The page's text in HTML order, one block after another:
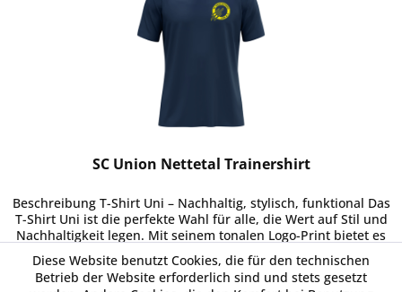
SC Union Nettetal Trainershirt
Beschreibung T-Shirt Uni – Nachhaltig, stylisch, funktional Das
T-Shirt Uni ist die perfekte Wahl für alle, die Wert auf Stil und
Nachhaltigkeit legen. Mit seinem tonalen Logo-Print bietet es
einen modernen, minimalistischen Look, der...
17,00 € *
Diese Website benutzt Cookies, die für den technischen
Betrieb der Website erforderlich sind und stets gesetzt